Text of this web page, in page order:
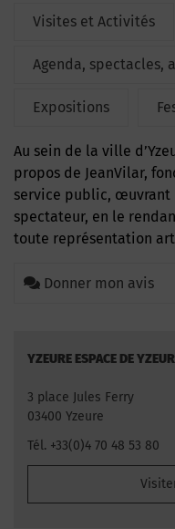
Visites et Activités
Agenda, spectacles,
Expositions
Au sein de la ville d’Yzeure, la Culture, à l’instar des
propos de JeanVilar,
service public, œuvrant
spectateur, en le
toute représentation
Donner mon avis
YZEURE ESPACE DE
3 place Jules Ferry
03400 Yzeure
Tél. +33(0)4 70 48 53 80